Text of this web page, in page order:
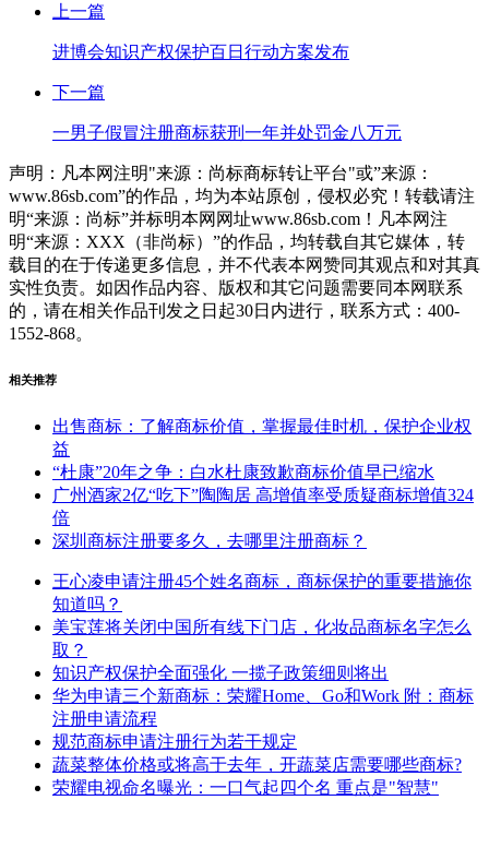
上一篇
进博会知识产权保护百日行动方案发布
下一篇
一男子假冒注册商标获刑一年并处罚金八万元
声明：凡本网注明"来源：尚标商标转让平台"或”来源：
www.86sb.com”的作品，均为本站原创，侵权必究！转载请注
明“来源：尚标”并标明本网网址www.86sb.com！凡本网注
明“来源：XXX（非尚标）”的作品，均转载自其它媒体，转
载目的在于传递更多信息，并不代表本网赞同其观点和对其真
实性负责。如因作品内容、版权和其它问题需要同本网联系
的，请在相关作品刊发之日起30日内进行，联系方式：400-
1552-868。
相关推荐
出售商标：了解商标价值，掌握最佳时机，保护企业权
益
“杜康”20年之争：白水杜康致歉商标价值早已缩水
广州酒家2亿“吃下”陶陶居 高增值率受质疑商标增值324
倍
深圳商标注册要多久，去哪里注册商标？
王心凌申请注册45个姓名商标，商标保护的重要措施你
知道吗？
美宝莲将关闭中国所有线下门店，化妆品商标名字怎么
取？
知识产权保护全面强化 一揽子政策细则将出
华为申请三个新商标：荣耀Home、Go和Work 附：商标
注册申请流程
规范商标申请注册行为若干规定
蔬菜整体价格或将高于去年，开蔬菜店需要哪些商标?
荣耀电视命名曝光：一口气起四个名 重点是"智慧"